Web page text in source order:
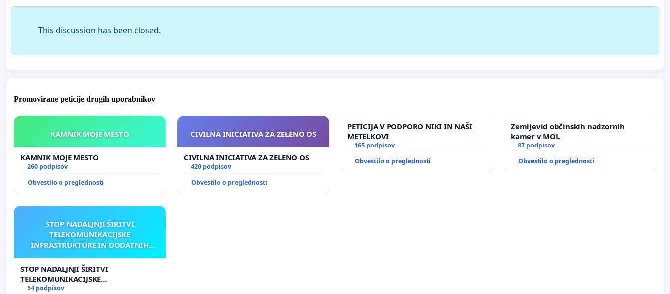
This discussion has been closed.
Promovirane peticije drugih uporabnikov
KAMNIK MOJE MESTO
KAMNIK MOJE MESTO
260 podpisov
Obvestilo o preglednosti
CIVILNA INICIATIVA ZA ZELENO OS
CIVILNA INICIATIVA ZA ZELENO OS
420 podpisov
Obvestilo o preglednosti
PETICIJA V PODPORO NIKI IN NAŠI
METELKOVI
165 podpisov
Obvestilo o preglednosti
Zemljevid občinskih nadzornih
kamer v MOL
87 podpisov
Obvestilo o preglednosti
STOP NADALJNJI ŠIRITVI
TELEKOMUNIKACIJSKE
INFRASTRUKTURE IN DODATNIH
STOP NADALJNJI ŠIRITVI
TELEKOMUNIKACIJSKE
INFRASTRUKTURE IN DODATNIH
54 podpisov